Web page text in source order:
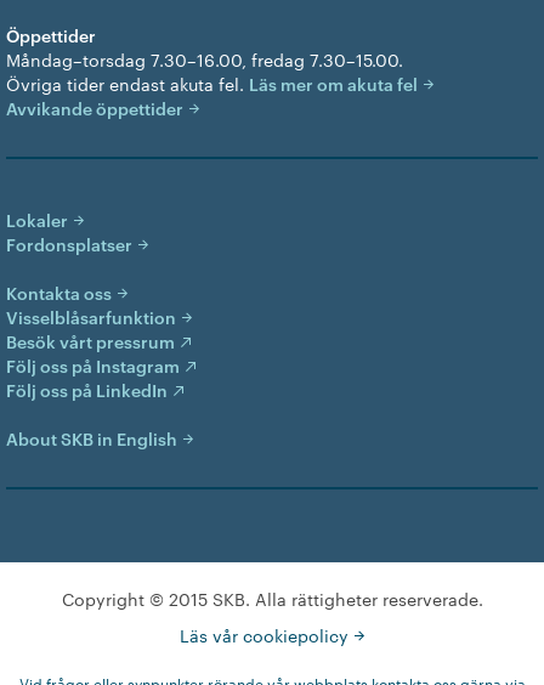
Öppettider
Måndag–torsdag 7.30–16.00, fredag 7.30–15.00.
Övriga tider endast akuta fel. Läs mer om akuta fel
Avvikande öppettider
Lokaler
Fordonsplatser
Kontakta oss
Visselblåsarfunktion
Besök vårt pressrum
Följ oss på Instagram
Följ oss på LinkedIn
About SKB in English
Copyright © 2015 SKB. Alla rättigheter reserverade.
Läs vår cookiepolicy